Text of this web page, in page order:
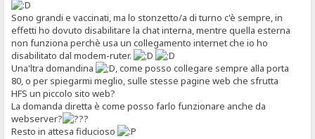
Sono grandi e vaccinati, ma lo stonzetto/a di turno c'è sempre, in
effetti ho dovuto disabilitare la chat interna, mentre quella esterna
non funziona perchè usa un collegamento internet che io ho
disabilitato dal modem-ruter.
Una'ltra domandina
, come posso collegare sempre alla porta
80, o per spiegarmi meglio, sulle stesse pagine web che sfrutta
HFS un piccolo sito web?
La domanda diretta è come posso farlo funzionare anche da
webserver?
Resto in attesa fiducioso